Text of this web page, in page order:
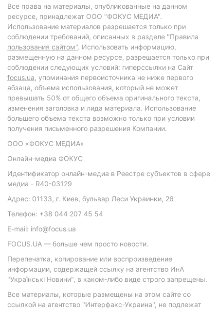
Все права на материалы, опубликованные на данном
ресурсе, принадлежат ООО "ФОКУС МЕДИА".
Использование материалов разрешается только при
соблюдении требований, описанных в разделе "Правила
пользования сайтом". Использовать информацию,
размещенную на данном ресурсе, разрешается только при
соблюдении следующих условий: гиперссылки на Сайт
focus.ua, упоминания первоисточника не ниже первого
абзаца, объема использования, который не может
превышать 50% от общего объема оригинального текста,
изменения заголовка и лида материала. Использование
большего объема текста возможно только при условии
получения письменного разрешения Компании.
ООО «ФОКУС МЕДИА»
Онлайн-медиа ФОКУС
Идентификатор онлайн-медиа в Реестре субъектов в сфере
медиа - R40-03129
Адрес: 01133, г. Киев, бульвар Леси Украинки, 26
Телефон: +38 044 207 45 54
E-mail: info@focus.ua
FOCUS.UA — больше чем просто новости.
Перепечатка, копирование или воспроизведение
информации, содержащей ссылку на агентство ИнА
"Українські Новини", в каком-либо виде строго запрещены.
Все материалы, которые размещены на этом сайте со
ссылкой на агентство "Интерфакс-Украина", не подлежат